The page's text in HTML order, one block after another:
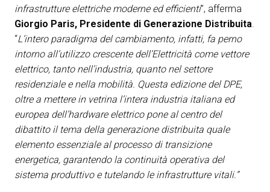
infrastrutture elettriche moderne ed efficienti”, afferma
Giorgio Paris, Presidente di Generazione Distribuita.
“L’intero paradigma del cambiamento, infatti, fa perno
intorno all’utilizzo crescente dell’Elettricità come vettore
elettrico, tanto nell’industria, quanto nel settore
residenziale e nella mobilità. Questa edizione del DPE,
oltre a mettere in vetrina l’intera industria italiana ed
europea dell’hardware elettrico pone al centro del
dibattito il tema della generazione distribuita quale
elemento essenziale al processo di transizione
energetica, garantendo la continuità operativa del
sistema produttivo e tutelando le infrastrutture vitali.”